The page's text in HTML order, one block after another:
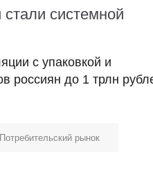
системной
с упаковкой и
россиян до 1 трлн
Потребительский рынок